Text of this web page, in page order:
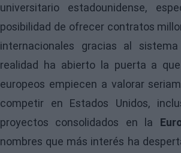
universitario estadounidense,
posibilidad de ofrecer contratos
internacionales gracias al
realidad ha abierto la puerta a
europeos empiecen a valorar
competir en Estados Unidos,
proyectos consolidados en la
nombres que más interés ha